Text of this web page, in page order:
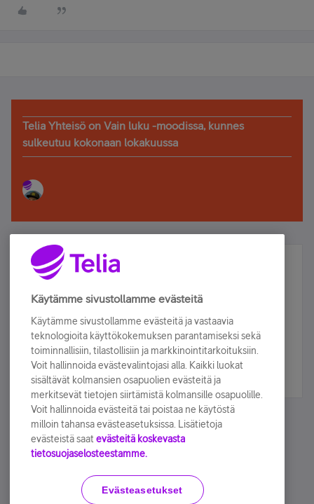
Telia Yhteisö on Vain luku -moodissa, kunnes
sulkeutuu kokonaan lokakuussa
Älä jää paitsi – osallistu ja voita!
Tilaa Telian uutiskirje ja olet mukana arvonnassa.
sähköpostiisi.
Tilaa nyt
Käyttöehdot Accessibility statement
Käytämme sivustollamme evästeitä
Käytämme sivustollamme evästeitä ja vastaavia
teknologioita käyttökokemuksen parantamiseksi sekä
toiminnallisiin, tilastollisiin ja markkinointitarkoituksiin.
Voit hallinnoida evästevalintojasi alla. Kaikki luokat
sisältävät kolmansien osapuolien evästeitä ja
merkitsevät tietojen siirtämistä kolmansille osapuolille.
Voit hallinnoida evästeitä tai poistaa ne käytöstä
milloin tahansa evästeasetuksissa. Lisätietoja
evästeistä saat evästeitä koskevasta
tietosuojaselosteestamme.
Evästeasetukset